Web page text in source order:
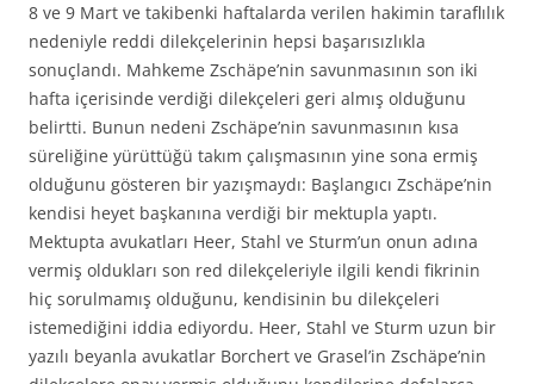
8 ve 9 Mart ve takibenki haftalarda verilen hakimin taraflılık
nedeniyle reddi dilekçelerinin hepsi başarısızlıkla
sonuçlandı. Mahkeme Zschäpe’nin savunmasının son iki
hafta içerisinde verdiği dilekçeleri geri almış olduğunu
belirtti. Bunun nedeni Zschäpe’nin savunmasının kısa
süreliğine yürüttüğü takım çalışmasının yine sona ermiş
olduğunu gösteren bir yazışmaydı: Başlangıcı Zschäpe’nin
kendisi heyet başkanına verdiği bir mektupla yaptı.
Mektupta avukatları Heer, Stahl ve Sturm’un onun adına
vermiş oldukları son red dilekçeleriyle ilgili kendi fikrinin
hiç sorulmamış olduğunu, kendisinin bu dilekçeleri
istemediğini iddia ediyordu. Heer, Stahl ve Sturm uzun bir
yazılı beyanla avukatlar Borchert ve Grasel’in Zschäpe’nin